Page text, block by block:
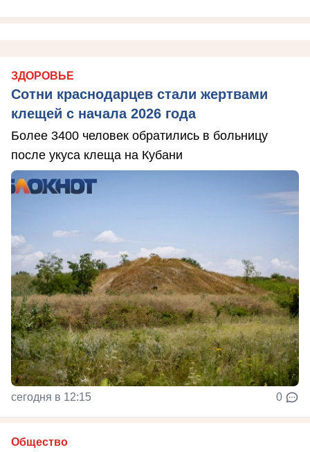
ЗДОРОВЬЕ
Сотни краснодарцев стали жертвами
клещей с начала 2026 года
Более 3400 человек обратились в больницу
после укуса клеща на Кубани
сегодня в 12:15 0
Общество